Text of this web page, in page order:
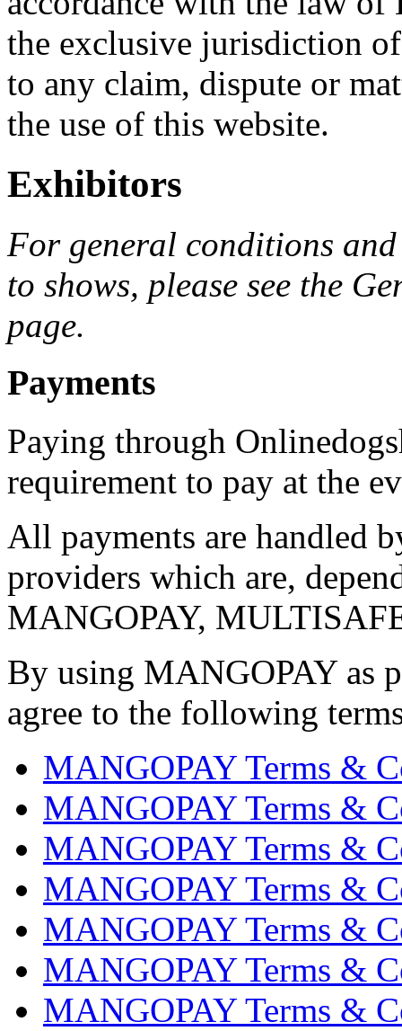
the exclusive jurisdiction
to any claim, dispute or
the use of this website.
Exhibitors
For general conditions
to shows, please see the
page.
Payments
Paying through
requirement to pay at the
All payments are handled
providers which are,
MANGOPAY,
By using MANGOPAY as
agree to the following
MANGOPAY Terms &
MANGOPAY Terms &
MANGOPAY Terms &
MANGOPAY Terms &
MANGOPAY Terms &
MANGOPAY Terms &
MANGOPAY Terms &